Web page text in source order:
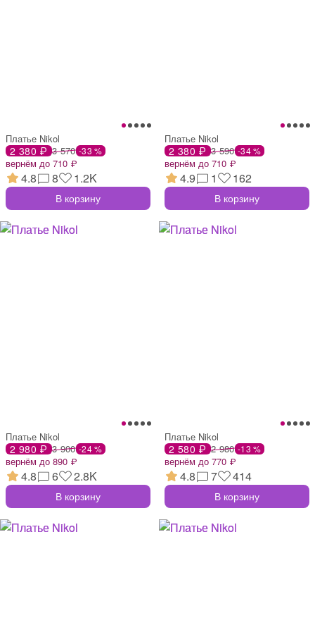
Платье Nikol
2 380 ₽ 3 570 -33 %
вернём до 710 ₽
4.8 8 1.2K
В корзину
Платье Nikol
2 380 ₽ 3 590 -34 %
вернём до 710 ₽
4.9 1 162
В корзину
Платье Nikol
2 980 ₽ 3 900 -24 %
вернём до 890 ₽
4.8 6 2.8K
В корзину
Платье Nikol
2 580 ₽ 2 980 -13 %
вернём до 770 ₽
4.8 7 414
В корзину